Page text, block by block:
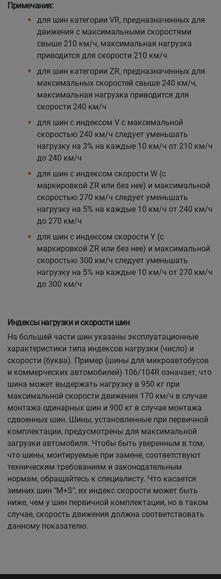
Примечания:
для шин категории VR, предназначенных для
движения с максимальными скоростями
свыше 210 км/ч, максимальная нагрузка
приводится для скорости 210 км/ч
для шин категории ZR, предназначенных для
максимальных скоростей свыше 240 км/ч,
максимальная нагрузка приводится для
скорости 240 км/ч
для шин с индексом V с максимальной
скоростью 240 км/ч следует уменьшать
нагрузку на 3% на каждые 10 км/ч от 210 км/ч
до 240 км/ч
для шин с индексом скорости W (с
маркировкой ZR или без нее) и максимальной
скоростью 270 км/ч следует уменьшать
нагрузку на 5% на каждые 10 км/ч от 240 км/ч
до 270 км/ч
для шин с индексом скорости Y (с
маркировкой ZR или без нее) и максимальной
скоростью 300 км/ч следует уменьшать
нагрузку на 5% на каждые 10 км/ч от 270 км/ч
до 300 км/ч
Индексы нагрузки и скорости шин
На большей части шин указаны эксплуатационные
характеристики типа индексов нагрузки (число) и
скорости (буква). Пример (шины для микроавтобусов
и коммерческих автомобилей) 106/104R означает, что
шина может выдержать нагрузку в 950 кг при
максимальной скорости движения 170 км/ч в случае
монтажа одинарных шин и 900 кг в случае монтажа
сдвоенных шин. Шины, установленные при первичной
комплектации, предусмотрены для максимальной
загрузки автомобиля. Чтобы быть уверенным в том,
что шины, монтируемые при замене, соответствуют
техническим требованиям и законодательным
нормам, обращайтесь к специалисту. Что касается
зимних шин "M+S", их индекс скорости может быть
ниже, чем у шин первичной комплектации, но в таком
случае, скорость движения должна соответствовать
данному показателю.